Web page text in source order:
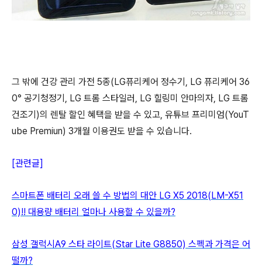
그 밖에 건강 관리 가전 5종(LG퓨리케어 정수기, LG 퓨리케어 36
0° 공기청정기, LG 트롬 스타일러, LG 힐링미 안마의자, LG 트롬
건조기)의 렌탈 할인 혜택을 받을 수 있고, 유튜브 프리미엄(YouT
ube Premiun) 3개월 이용권도 받을 수 있습니다.
[관련글]
스마트폰 배터리 오래 쓸 수 방법의 대안 LG X5 2018(LM-X51
0)!! 대용량 배터리 얼마나 사용할 수 있을까?
삼성 갤럭시A9 스타 라이트(Star Lite G8850) 스펙과 가격은 어
떨까?